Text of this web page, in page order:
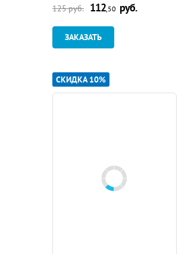
125руб. 112,50 руб.
ЗАКАЗАТЬ
СКИДКА 10%